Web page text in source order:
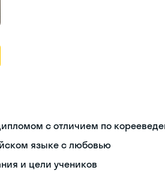
с отличием по
языке с любовью
и цели учеников